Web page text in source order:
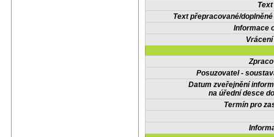
Text přepracované/
Informace
Posuzovatel -
Datum zveřejnění
na úřední desce
Termín pro